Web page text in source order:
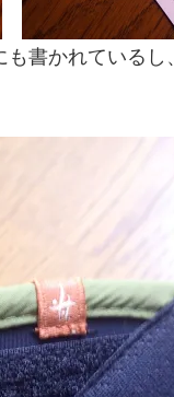
書かれている